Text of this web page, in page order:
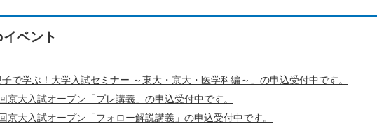
ベント
で学ぶ！大学入試セミナー ～東大・京大・医学科編～」の申込受付中です。
京大入試オープン「プレ講義」の申込受付中です。
京大入試オープン「フォロー解説講義」の申込受付中です。